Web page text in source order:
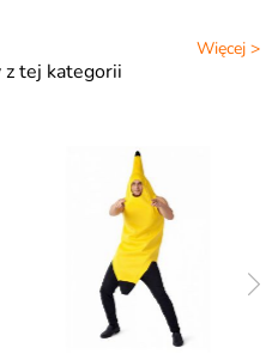
Więcej >
z tej kategorii